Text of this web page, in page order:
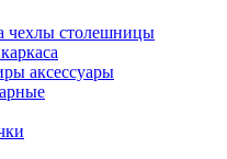
чехлы столешницы
аксессуары